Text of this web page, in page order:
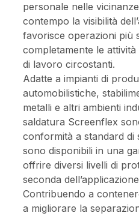
personale nelle
contempo la visibilità
favorisce operazioni più
completamente le
di lavoro circostanti.
Adatte a impianti di
automobilistiche,
metalli e altri ambienti
saldatura Screenflex
conformità a standard di
sono disponibili in una
offrire diversi livelli di
seconda
Contribuendo a
a migliorare la